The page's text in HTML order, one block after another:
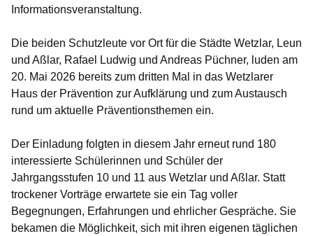
Informationsveranstaltung.
Die beiden Schutzleute vor Ort für die Städte Wetzlar, Leun
und Aßlar, Rafael Ludwig und Andreas Püchner, luden am
20. Mai 2026 bereits zum dritten Mal in das Wetzlarer
Haus der Prävention zur Aufklärung und zum Austausch
rund um aktuelle Präventionsthemen ein.
Der Einladung folgten in diesem Jahr erneut rund 180
interessierte Schülerinnen und Schüler der
Jahrgangsstufen 10 und 11 aus Wetzlar und Aßlar. Statt
trockener Vorträge erwartete sie ein Tag voller
Begegnungen, Erfahrungen und ehrlicher Gespräche. Sie
bekamen die Möglichkeit, sich mit ihren eigenen täglichen